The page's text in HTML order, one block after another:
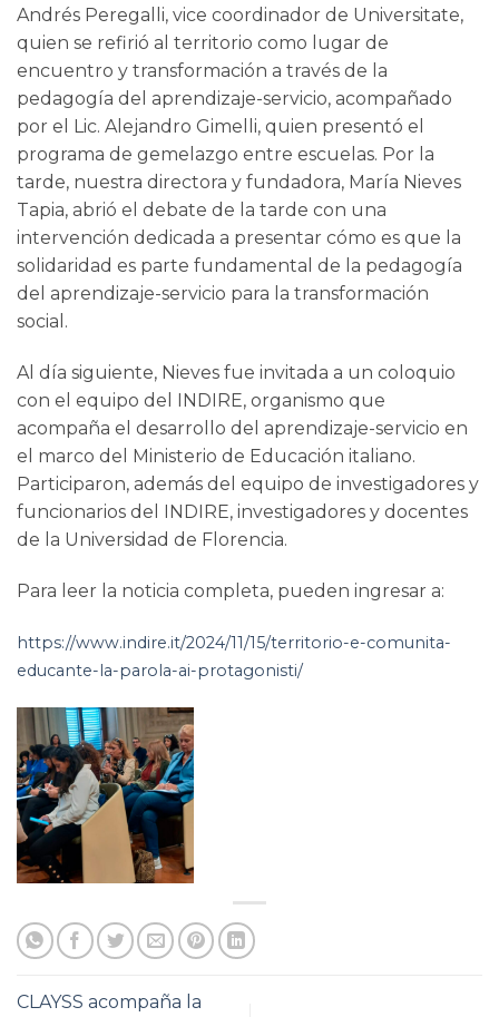
Andrés Peregalli, vice coordinador de Universitate,
quien se refirió al territorio como lugar de
encuentro y transformación a través de la
pedagogía del aprendizaje-servicio, acompañado
por el Lic. Alejandro Gimelli, quien presentó el
programa de gemelazgo entre escuelas. Por la
tarde, nuestra directora y fundadora, María Nieves
Tapia, abrió el debate de la tarde con una
intervención dedicada a presentar cómo es que la
solidaridad es parte fundamental de la pedagogía
del aprendizaje-servicio para la transformación
social.
Al día siguiente, Nieves fue invitada a un coloquio
con el equipo del INDIRE, organismo que
acompaña el desarrollo del aprendizaje-servicio en
el marco del Ministerio de Educación italiano.
Participaron, además del equipo de investigadores y
funcionarios del INDIRE, investigadores y docentes
de la Universidad de Florencia.
Para leer la noticia completa, pueden ingresar a:
https://www.indire.it/2024/11/15/territorio-e-comunita-
educante-la-parola-ai-protagonisti/
CLAYSS acompaña la